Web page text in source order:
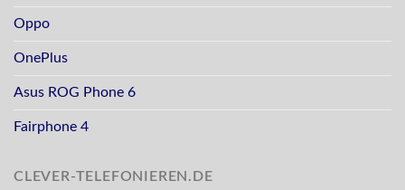
Oppo
OnePlus
Asus ROG Phone 6
Fairphone 4
CLEVER-TELEFONIEREN.DE